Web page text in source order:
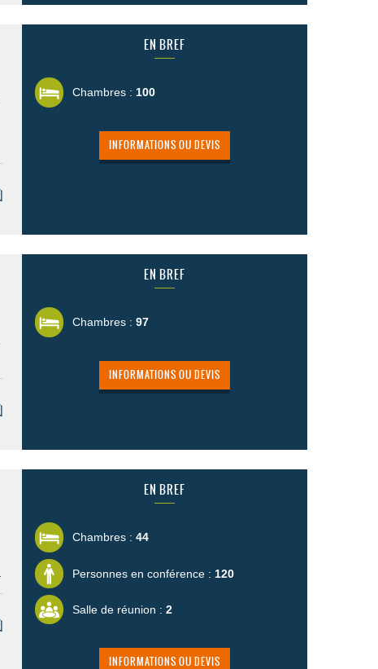
EN BREF
Chambres : 100
INFORMATIONS OU DEVIS
EN BREF
Chambres : 97
INFORMATIONS OU DEVIS
EN BREF
Chambres : 44
Personnes en conférence : 120
Salle de réunion : 2
INFORMATIONS OU DEVIS